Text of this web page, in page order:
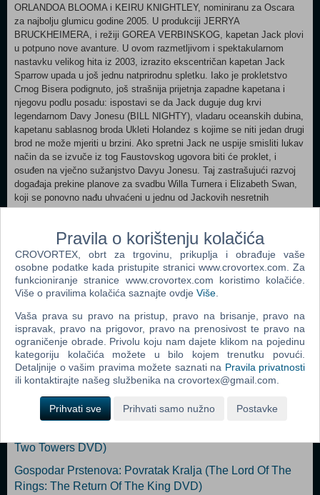
ORLANDOA BLOOMA i KEIRU KNIGHTLEY, nominiranu za Oscara
za najbolju glumicu godine 2005. U produkciji JERRYA
BRUCKHEIMERA, i režiji GOREA VERBINSKOG, kapetan Jack plovi
u potpuno nove avanture. U ovom razmetljivom i spektakularnom
nastavku velikog hita iz 2003, izrazito ekscentričan kapetan Jack
Sparrow upada u još jednu natprirodnu spletku. Iako je prokletstvo
Crnog Bisera podignuto, još strašnija prijetnja zapadne kapetana i
njegovu podlu posadu: ispostavi se da Jack duguje dug krvi
legendarnom Davy Jonesu (BILL NIGHTY), vladaru oceanskih dubina,
kapetanu sablasnog broda Ukleti Holandez s kojime se niti jedan drugi
brod ne može mjeriti u brzini. Ako spretni Jack ne uspije smisliti lukav
način da se izvuče iz tog Faustovskog ugovora biti će proklet, i
osuđen na vječno sužanjstvo Davyu Jonesu. Taj zastrašujući razvoj
događaja prekine planove za svadbu Willa Turnera i Elizabeth Swan,
koji se ponovno nađu uhvaćeni u jednu od Jackovih nesretnih
pustolovina, koja ih vodi do sukoba sa morskim čudovištima,
HARRIS) te čak do tajanstvenog pojavljivanja Willovog davno
izgubljenog oca, Bootstrap Billa (STELLAN SKARSGARD).
Istovremeno, nemilosrdni lovac na gusare lord Cutler Beckett (TOM
HOLLANDER) iz Istočnoindijske trgovačke kompanije odluči pronaći
legendarnu "Mrtvačevu Škrinju". Prema legendi, onaj koji posjeduje
namjerava tu stravičnu moć upotrijebiti kako bi uništio sve Pirate na
Karibima jednom i zauvijek. Jer vremena se mijenjaju na morima,
biznismeni i birokrati postaju pravim gusarima... a razuzdanim i
razigranim piratima poput Jacka i njegove posade prijeti izumiranje.
Popularno
Two Towers DVD)
Gospodar Prstenova: Povratak Kralja (The Lord Of The
Rings: The Return Of The King DVD)
Pravila o korištenju kolačića
CROVORTEX, obrt za trgovinu, prikuplja i obrađuje vaše
osobne podatke kada pristupite stranici www.crovortex.com. Za
funkcioniranje stranice www.crovortex.com koristimo kolačiće.
Više o pravilima kolačića saznajte ovdje Više
Vaša prava su pravo na pristup, pravo na brisanje, pravo na
ispravak, pravo na prigovor, pravo na prenosivost te pravo na
ograničenje obrade. Privolu koju nam dajete klikom na pojedinu
kategoriju kolačića možete u bilo kojem trenutku povući.
Detaljnije o vašim pravima možete saznati na Pravila privatnosti
ili kontaktirajte našeg službenika na crovortex@gmail.com.
Prihvati sve Prihvati samo nužno Postavke